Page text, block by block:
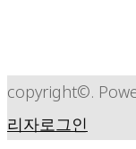
copyright©.
리자로그인